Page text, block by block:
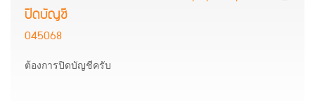
ปิดบัญชี
045068
ต้องการปิดบัญชีครับ